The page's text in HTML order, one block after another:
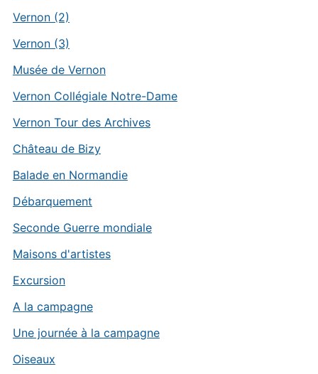
Vernon (2)
Vernon (3)
Musée de Vernon
Vernon Collégiale Notre-Dame
Vernon Tour des Archives
Château de Bizy
Balade en Normandie
Débarquement
Seconde Guerre mondiale
Maisons d'artistes
Excursion
A la campagne
Une journée à la campagne
Oiseaux